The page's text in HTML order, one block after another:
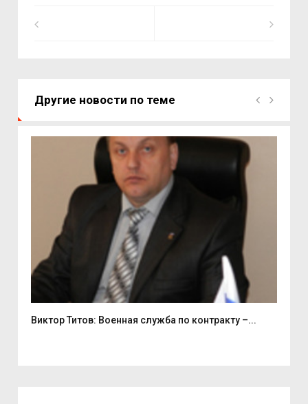
Другие новости по теме
Виктор Титов: Военная служба по контракту –...